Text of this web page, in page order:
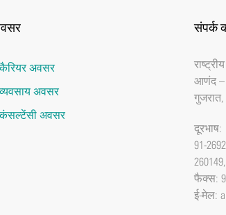
एनडीडीबी, आणंद में भेड़, बकरी, ऊंट
बोवाइन दूध पर आईडीएफ अंतरराष्ट्रीय
अवसर
अवसर
अवसर
संपर्क
आणंद –
गुजरात,
दूरभाष:
91-
फैक्‍स:
ई-मेल: